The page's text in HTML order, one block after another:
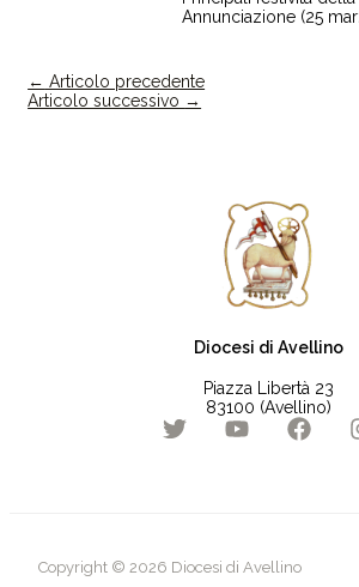
Annunciazione (25
← Articolo precedente
Articolo successivo →
Diocesi di Avellino
Piazza Libertà 23
83100 (Avellino)
Copyright © 2026 Diocesi di Avellino